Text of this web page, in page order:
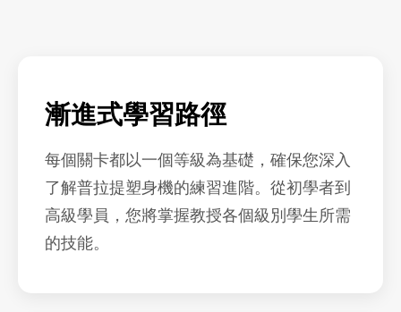
漸進式學習路徑
每個關卡都以一個等級為基礎，確保您深入
了解普拉提塑身機的練習進階。從初學者到
高級學員，您將掌握教授各個級別學生所需
的技能。